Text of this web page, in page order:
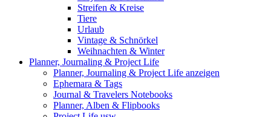
Streifen & Kreise
Tiere
Urlaub
Vintage & Schnörkel
Weihnachten & Winter
Planner, Journaling & Project Life
Planner, Journaling & Project Life anzeigen
Ephemara & Tags
Journal & Travelers Notebooks
Planner, Alben & Flipbooks